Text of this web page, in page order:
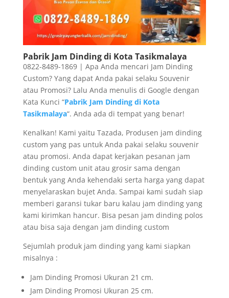
Pabrik Jam Dinding di Kota Tasikmalaya
0822-8489-1869 | Apa Anda mencari Jam Dinding
Custom? Yang dapat Anda pakai selaku Souvenir
atau Promosi? Lalu Anda menulis di Google dengan
Kata Kunci “Pabrik Jam Dinding di Kota
Tasikmalaya“. Anda ada di tempat yang benar!
Kenalkan! Kami yaitu Tazada, Produsen jam dinding
custom yang pas untuk Anda pakai selaku souvenir
atau promosi. Anda dapat kerjakan pesanan jam
dinding custom unit atau grosir sama dengan
bentuk yang Anda kehendaki serta harga yang dapat
menyelaraskan bujet Anda. Sampai kami sudah siap
memberi garansi tukar baru kalau jam dinding yang
kami kirimkan hancur. Bisa pesan jam dinding polos
atau bisa saja dengan jam dinding custom
Sejumlah produk jam dinding yang kami siapkan
misalnya :
Jam Dinding Promosi Ukuran 21 cm.
Jam Dinding Promosi Ukuran 25 cm.